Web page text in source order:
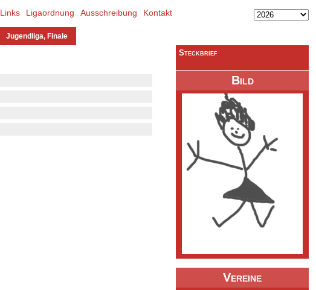
Links Ligaordnung Ausschreibung Kontakt
Jugendliga, Finale
Bild
Vereine
Steckbrief